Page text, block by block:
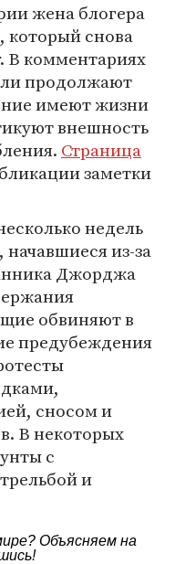
жена блогера
, который снова
В комментариях
продолжают
имеют жизни
внешность
Страница
заметки
недель
из-за
Джорджа
обвиняют в
предубеждения
сносом и
В некоторых
с
и
Объясняем на